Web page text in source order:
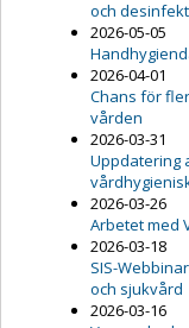
och
2026-05-05
2026-04-01
Chans för
vården
2026-03-31
Uppdatering
2026-03-26
Arbetet med
2026-03-18
SIS-
och sjukvård
2026-03-16